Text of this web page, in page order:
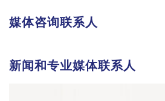
媒体咨询联系人
新闻和专业媒体联系人